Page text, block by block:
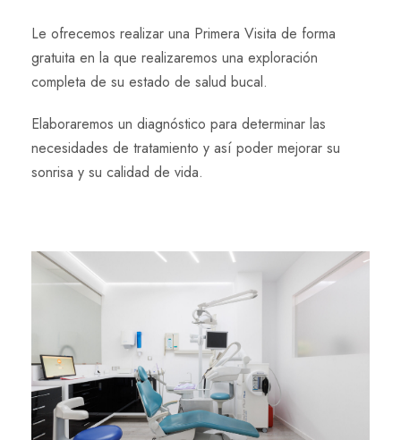
Le ofrecemos realizar una Primera Visita de forma
gratuita en la que realizaremos una exploración
completa de su estado de salud bucal.
Elaboraremos un diagnóstico para determinar las
necesidades de tratamiento y así poder mejorar su
sonrisa y su calidad de vida.